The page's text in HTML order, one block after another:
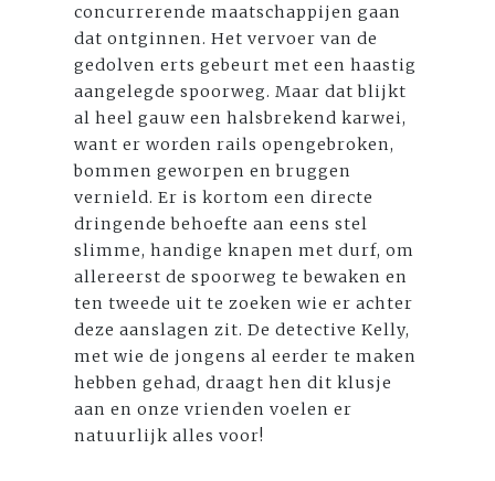
concurrerende maatschappijen gaan
dat ontginnen. Het vervoer van de
gedolven erts gebeurt met een haastig
aangelegde spoorweg. Maar dat blijkt
al heel gauw een halsbrekend karwei,
want er worden rails opengebroken,
bommen geworpen en bruggen
vernield. Er is kortom een directe
dringende behoefte aan eens stel
slimme, handige knapen met durf, om
allereerst de spoorweg te bewaken en
ten tweede uit te zoeken wie er achter
deze aanslagen zit. De detective Kelly,
met wie de jongens al eerder te maken
hebben gehad, draagt hen dit klusje
aan en onze vrienden voelen er
natuurlijk alles voor!